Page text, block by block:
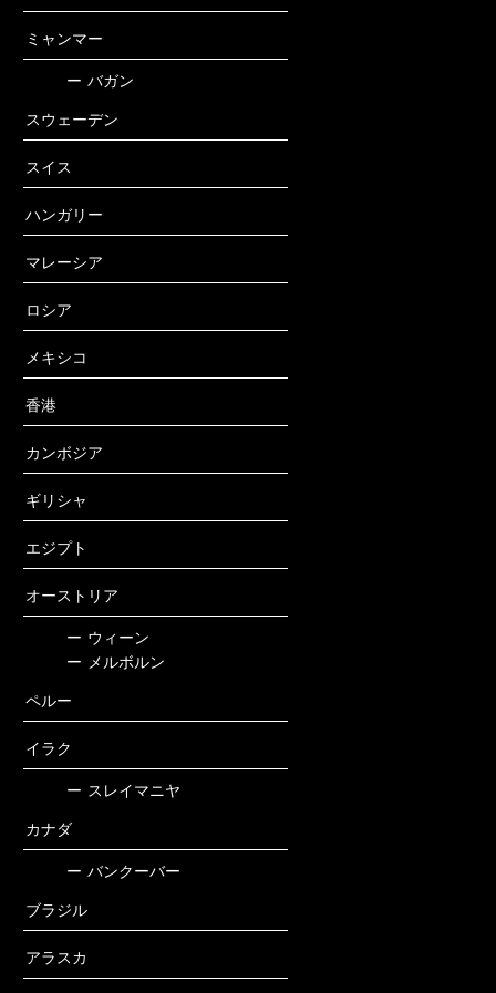
ミャンマー
ー バガン
スウェーデン
スイス
ハンガリー
マレーシア
ロシア
メキシコ
香港
カンボジア
ギリシャ
エジプト
オーストリア
ー ウィーン
ー メルボルン
ペルー
イラク
ー スレイマニヤ
カナダ
ー バンクーバー
ブラジル
アラスカ